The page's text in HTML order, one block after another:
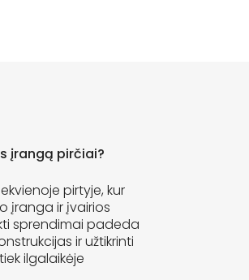
įrangą pirčiai?
pirtyje, kur
įranga ir įvairios
sprendimai padeda
ir užtikrinti
ilgalaikėje